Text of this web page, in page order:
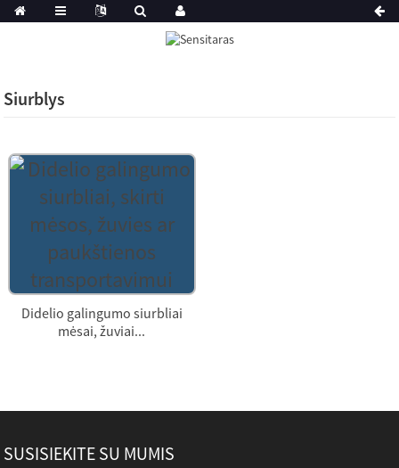
Siurblys
Didelio galingumo siurbliai
mėsai, žuviai...
SUSISIEKITE SU MUMIS